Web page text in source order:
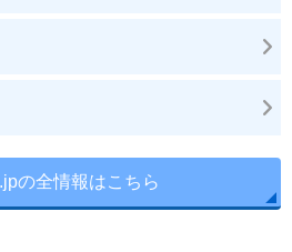
の全情報はこちら